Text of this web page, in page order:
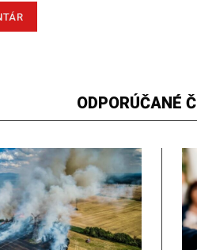
ODPORÚČANÉ